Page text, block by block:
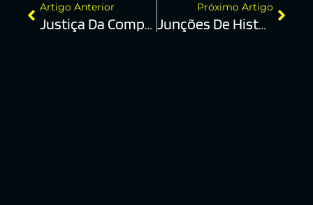
Artigo Anterior
Justiça Da Composição
Próximo Artigo
Junções De Histórias